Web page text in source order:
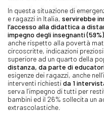
In questa situazione di
e ragazzi in Italia, servirebbe
l’accesso alla didattica a
impegno degli insegnanti (59%)
anche rispetto alla povertà
circoscritte, indicazioni
superiore ad un quarto della
distanza, da parte di
esigenze dei ragazzi, anche
interventi richiestida 1
serva l’impegno di tutti per
bambini ed il 26% sollecita un
extrascolastiche.